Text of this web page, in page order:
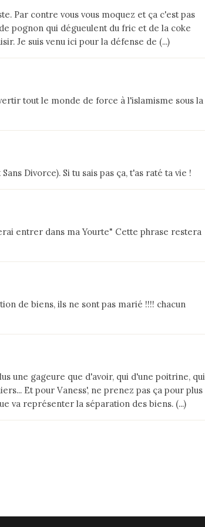
Par contre vous vous moquez et ça c'est pas
pognon qui dégueulent du fric et de la coke
Je suis venu ici pour la défense de (...)
tout le monde de force à l'islamisme sous la
Divorce). Si tu sais pas ça, t'as raté ta vie !
entrer dans ma Yourte" Cette phrase restera
de biens, ils ne sont pas marié !!!! chacun
une gageure que d'avoir, qui d'une poitrine, qui
Et pour Vaness', ne prenez pas ça pour plus
va représenter la séparation des biens. (...)